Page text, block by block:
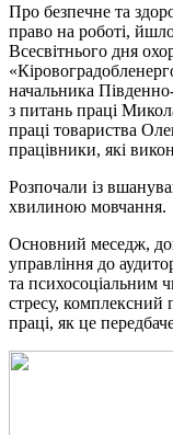
Про безпечне та
право на роботі,
Всесвітнього дня
начальника
з питань праці
праці товариства
працівники, які
Розпочали із
хвилиною мовчання.
Основний меседж,
управління до
та
стресу, комплексний
праці, як це